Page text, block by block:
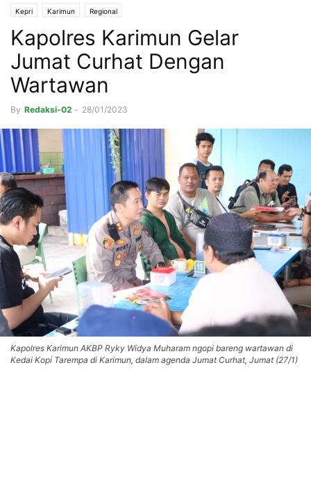
Kepri Karimun Regional
Kapolres Karimun Gelar
Jumat Curhat Dengan
Wartawan
By Redaksi-02 - 28/01/2023
Kapolres Karimun AKBP Ryky Widya Muharam ngopi bareng wartawan di
Kedai Kopi Tarempa di Karimun, dalam agenda Jumat Curhat, Jumat (27/1)